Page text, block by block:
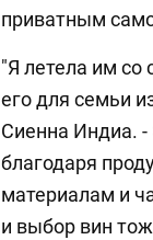
приватным
"Я летела им
его для семьи
Сиенна Индиа. -
благодаря
материалам и
и выбор вин